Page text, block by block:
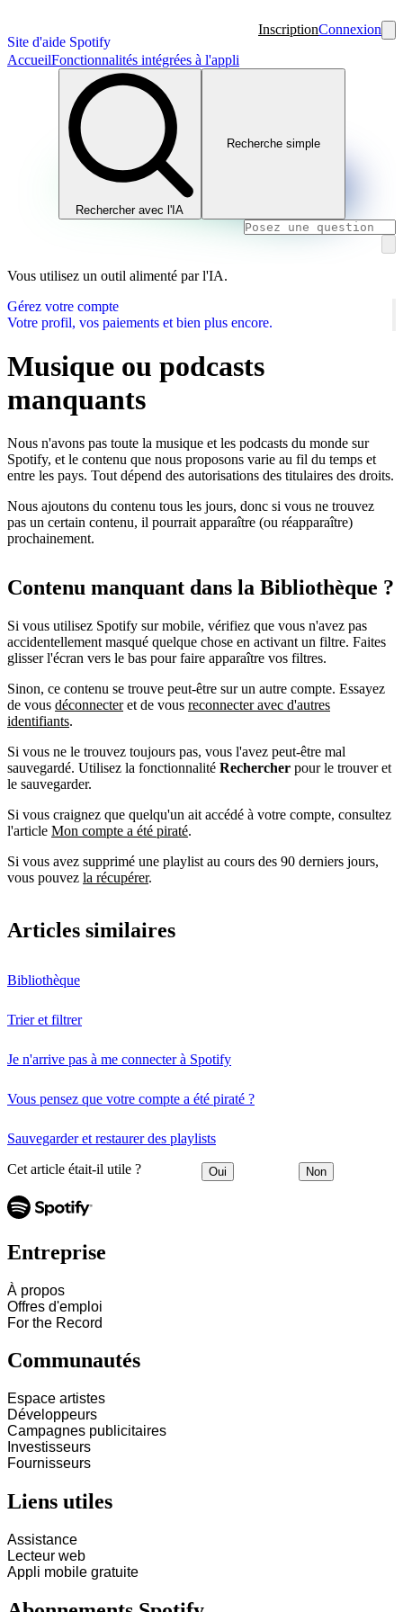
Site d'aide Spotify
InscriptionConnexion
AccueilFonctionnalités intégrées à l'appli
Rechercher avec l'IA
Recherche simple
Vous utilisez un outil alimenté par l'IA.
Gérez votre compte
Votre profil, vos paiements et bien plus encore.
Musique ou podcasts
manquants
Nous n'avons pas toute la musique et les podcasts du monde sur
Spotify, et le contenu que nous proposons varie au fil du temps et
entre les pays. Tout dépend des autorisations des titulaires des droits.
Nous ajoutons du contenu tous les jours, donc si vous ne trouvez
pas un certain contenu, il pourrait apparaître (ou réapparaître)
prochainement.
Contenu manquant dans la Bibliothèque ?
Si vous utilisez Spotify sur mobile, vérifiez que vous n'avez pas
accidentellement masqué quelque chose en activant un filtre. Faites
glisser l'écran vers le bas pour faire apparaître vos filtres.
Sinon, ce contenu se trouve peut-être sur un autre compte. Essayez
de vous déconnecteret de vous reconnecter avec d'autres
identifiants.
Si vous ne le trouvez toujours pas, vous l'avez peut-être mal
sauvegardé. Utilisez la fonctionnalité Rechercher pour le trouver et
le sauvegarder.
Si vous craignez que quelqu'un ait accédé à votre compte, consultez
l'article Mon compte a été piraté.
Si vous avez supprimé une playlist au cours des 90 derniers jours,
vous pouvez la récupérer.
Articles similaires
Bibliothèque
Trier et filtrer
Je n'arrive pas à me connecter à Spotify
Vous pensez que votre compte a été piraté ?
Sauvegarder et restaurer des playlists
Cet article était-il utile ? Oui Non
Entreprise
À propos
Offres d'emploi
For the Record
Communautés
Espace artistes
Développeurs
Campagnes publicitaires
Investisseurs
Fournisseurs
Liens utiles
Assistance
Lecteur web
Appli mobile gratuite